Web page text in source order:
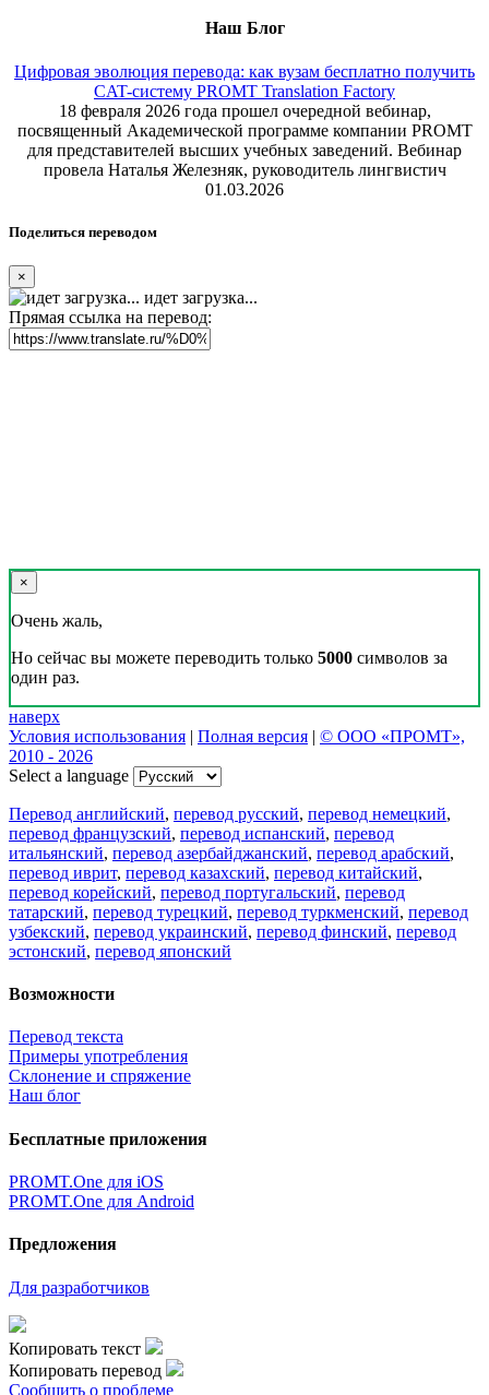
Наш Блог
Цифровая эволюция перевода: как вузам бесплатно получить
CAT-систему PROMT Translation Factory
18 февраля 2026 года прошел очередной вебинар,
посвященный Академической программе компании PROMT
для представителей высших учебных заведений. Вебинар
провела Наталья Железняк, руководитель лингвистич
01.03.2026
Поделиться переводом
×
идет загрузка...
Прямая ссылка на перевод:
×
Очень жаль,
Но сейчас вы можете переводить только 5000 символов за
один раз.
наверх
Условия использования | Полная версия | © ООО «ПРОМТ»,
2010 - 2026
Select a language
Перевод английский, перевод русский, перевод немецкий,
перевод французский, перевод испанский, перевод
итальянский, перевод азербайджанский, перевод арабский,
перевод иврит, перевод казахский, перевод китайский,
перевод корейский, перевод португальский, перевод
татарский, перевод турецкий, перевод туркменский, перевод
узбекский, перевод украинский, перевод финский, перевод
эстонский, перевод японский
Возможности
Перевод текста
Примеры употребления
Склонение и спряжение
Наш блог
Бесплатные приложения
PROMT.One для iOS
PROMT.One для Android
Предложения
Для разработчиков
Копировать текст
Копировать перевод
Сообщить о проблеме